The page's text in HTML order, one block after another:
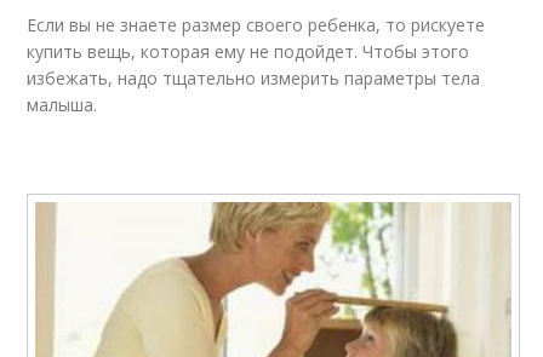
Если вы не знаете размер своего ребенка, то рискуете
купить вещь, которая ему не подойдет. Чтобы этого
избежать, надо тщательно измерить параметры тела
малыша.